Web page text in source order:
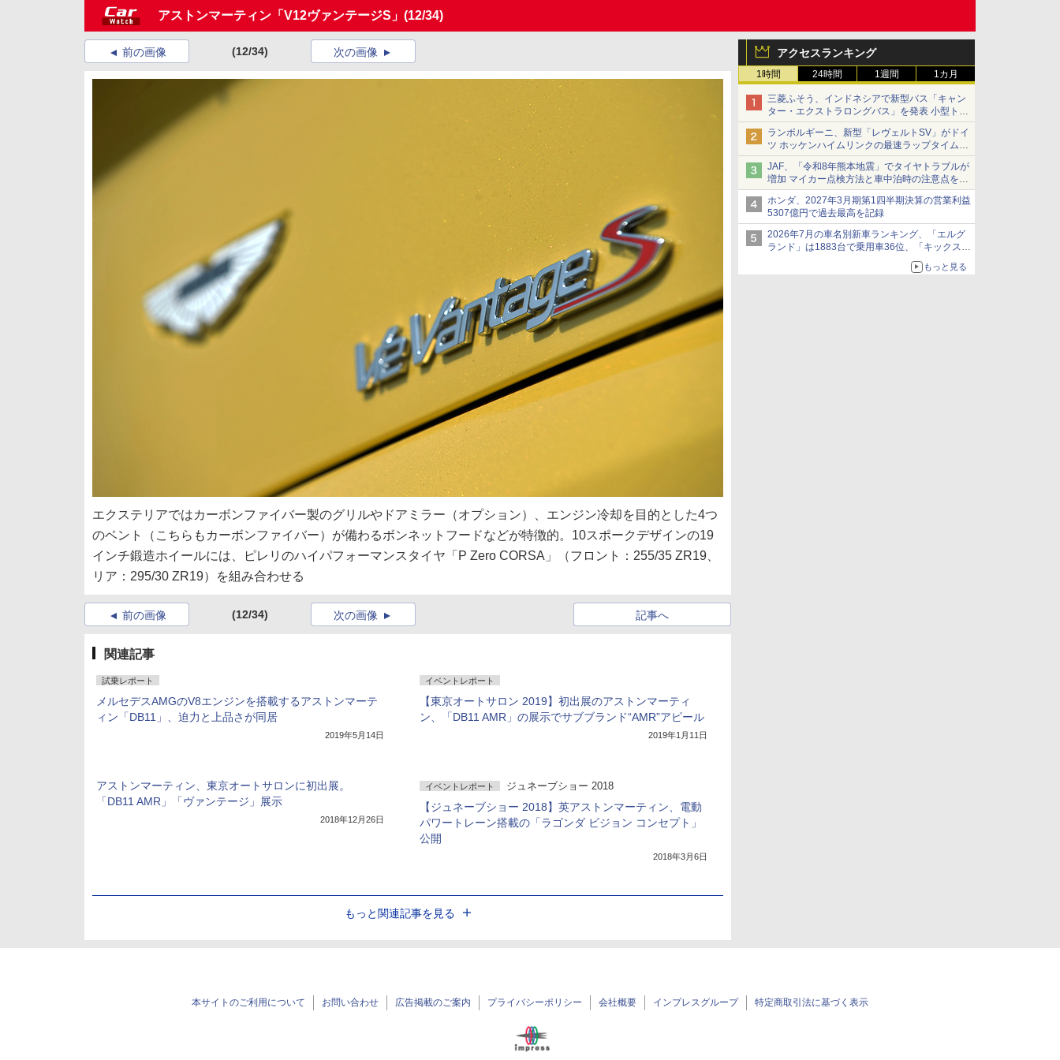
アストンマーティン「V12ヴァンテージS」 (12/34)
アクセスランキング
1時間 24時間 1週間 1カ月
三菱ふそう、インドネシアで新型バス「キャン
ター・エクストラロングバス」を発表 小型トラ
ックベースの観光・旅客輸送向けバス
ランボルギーニ、新型「レヴェルトSV」がドイ
ツ ホッケンハイムリンクの最速ラップタイムを
記録
JAF、「令和8年熊本地震」でタイヤトラブルが
増加 マイカー点検方法と車中泊時の注意点を呼
びかけ
ホンダ、2027年3月期第1四半期決算の営業利益
5307億円で過去最高を記録
2026年7月の車名別新車ランキング、「エルグ
ランド」は1883台で乗用車36位、「キックス」
もっと見る
前の画像 (12/34) 次の画像
エクステリアではカーボンファイバー製のグリルやドアミラー（オプション）、エンジン冷却を目的とした4つ
のベント（こちらもカーボンファイバー）が備わるボンネットフードなどが特徴的。10スポークデザインの19
インチ鍛造ホイールには、ピレリのハイパフォーマンスタイヤ「P Zero CORSA」（フロント：255/35 ZR19、
リア：295/30 ZR19）を組み合わせる
前の画像 (12/34) 次の画像 記事へ
関連記事
試乗レポート
メルセデスAMGのV8エンジンを搭載するアストンマーテ
ィン「DB11」、迫力と上品さが同居
2019年5月14日
イベントレポート
【東京オートサロン 2019】初出展のアストンマーティ
ン、「DB11 AMR」の展示でサブブランド“AMR”アピール
2019年1月11日
アストンマーティン、東京オートサロンに初出展。
「DB11 AMR」「ヴァンテージ」展示
2018年12月26日
イベントレポート ジュネーブショー 2018
【ジュネーブショー 2018】英アストンマーティン、電動
パワートレーン搭載の「ラゴンダ ビジョン コンセプト」
公開
2018年3月6日
もっと関連記事を見る
本サイトのご利用について お問い合わせ 広告掲載のご案内 プライバシーポリシー 会社概要 インプレスグループ 特定商取引法に基づく表示